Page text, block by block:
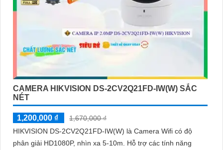
CAMERA HIKVISION DS-2CV2Q21FD-IW(W) SẮC
NÉT
1,200,000 ₫
1,670,000 ₫
HIKVISION DS-2CV2Q21FD-IW(W) là Camera Wifi có độ
phân giải HD1080P, nhìn xa 5-10m. Hỗ trợ các tính năng